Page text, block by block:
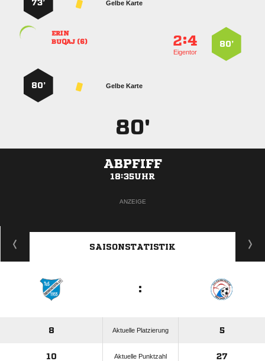
Gelbe Karte
73’
80’
:
Eigentor

 
Gelbe Karte
80’
80'
ABPFIFF
18:35UHR
ANZEIGE
SAISONSTATISTIK
:
8 Aktuelle Platzierung 5
10 Aktuelle Punktzahl 27